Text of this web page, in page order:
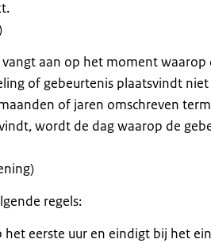
aan op het moment
of gebeurtenis plaatsvindt
of jaren omschreven
wordt de dag waarop de
regels:
eerste uur en eindigt bij het